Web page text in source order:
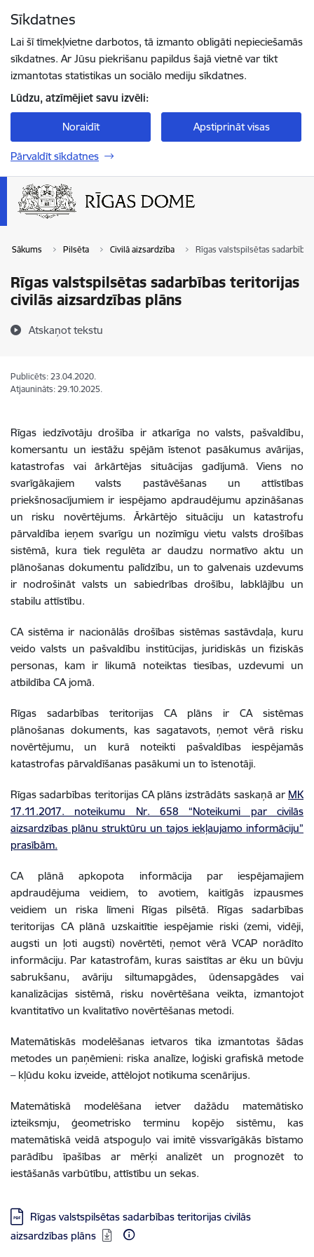
Sīkdatnes
Lai šī tīmekļvietne darbotos, tā izmanto obligāti nepieciešamās
sīkdatnes. Ar Jūsu piekrišanu papildus šajā vietnē var tikt
izmantotas statistikas un sociālo mediju sīkdatnes.
Lūdzu, atzīmējiet savu izvēli:
Noraidīt Apstiprināt visas
Pārvaldīt sīkdatnes
Sākums Pilsēta Civilā aizsardzība Rīgas valstspilsētas
Rīgas valstspilsētas sadarbības teritorijas
civilās aizsardzības plāns
Atskaņot tekstu
Publicēts: 23.04.2020.
Atjaunināts: 29.10.2025.
Rīgas iedzīvotāju drošība ir atkarīga no valsts, pašvaldību,
komersantu un iestāžu spējām īstenot pasākumus avārijas,
katastrofas vai ārkārtējas situācijas gadījumā. Viens no
svarīgākajiem valsts pastāvēšanas un attīstības
priekšnosacījumiem ir iespējamo apdraudējumu apzināšanas
un risku novērtējums. Ārkārtējo situāciju un katastrofu
pārvaldība ieņem svarīgu un nozīmīgu vietu valsts drošības
sistēmā, kura tiek regulēta ar daudzu normatīvo aktu un
plānošanas dokumentu palīdzību, un to galvenais uzdevums
ir nodrošināt valsts un sabiedrības drošību, labklājību un
stabilu attīstību.
CA sistēma ir nacionālās drošības sistēmas sastāvdaļa, kuru
veido valsts un pašvaldību institūcijas, juridiskās un fiziskās
personas, kam ir likumā noteiktas tiesības, uzdevumi un
atbildība CA jomā.
Rīgas sadarbības teritorijas CA plāns ir CA sistēmas
plānošanas dokuments, kas sagatavots, ņemot vērā risku
novērtējumu, un kurā noteikti pašvaldības iespējamās
katastrofas pārvaldīšanas pasākumi un to īstenotāji.
Rīgas sadarbības teritorijas CA plāns izstrādāts saskaņā ar MK
17.11.2017. noteikumu Nr. 658 “Noteikumi par civilās
aizsardzības plānu struktūru un tajos iekļaujamo informāciju”
prasībām.
CA plānā apkopota informācija par iespējamajiem
apdraudējuma veidiem, to avotiem, kaitīgās izpausmes
veidiem un riska līmeni Rīgas pilsētā. Rīgas sadarbības
teritorijas CA plānā uzskaitītie iespējamie riski (zemi, vidēji,
augsti un ļoti augsti) novērtēti, ņemot vērā VCAP norādīto
informāciju. Par katastrofām, kuras saistītas ar ēku un būvju
sabrukšanu, avāriju siltumapgādes, ūdensapgādes vai
kanalizācijas sistēmā, risku novērtēšana veikta, izmantojot
kvantitatīvo un kvalitatīvo novērtēšanas metodi.
Matemātiskās modelēšanas ietvaros tika izmantotas šādas
metodes un paņēmieni: riska analīze, loģiski grafiskā metode
– kļūdu koku izveide, attēlojot notikuma scenārijus.
Matemātiskā modelēšana ietver dažādu matemātisko
izteiksmju, ģeometrisko terminu kopējo sistēmu, kas
matemātiskā veidā atspoguļo vai imitē vissvarīgākās bīstamo
parādību īpašības ar mērķi analizēt un prognozēt to
iestāšanās varbūtību, attīstību un sekas.
Lejupielādēt:
Rīgas valstspilsētas sadarbības teritorijas civilās
aizsardzības plāns